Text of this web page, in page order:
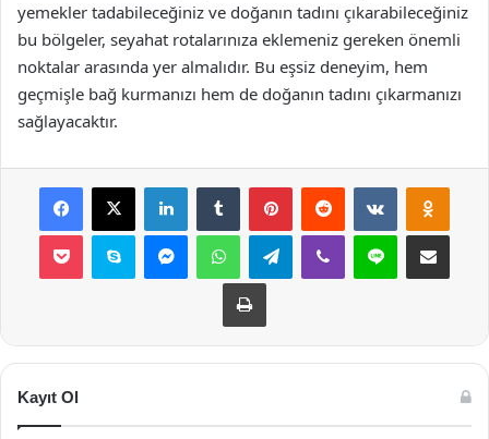
yemekler tadabileceğiniz ve doğanın tadını çıkarabileceğiniz
bu bölgeler, seyahat rotalarınıza eklemeniz gereken önemli
noktalar arasında yer almalıdır. Bu eşsiz deneyim, hem
geçmişle bağ kurmanızı hem de doğanın tadını çıkarmanızı
sağlayacaktır.
Facebook
X LinkedInTumblr PinterestReddit VKontakte
Pocket Skype MessengerWhatsAppTelegramViber Line E-Posta ile
Yazdır
Kayıt Ol